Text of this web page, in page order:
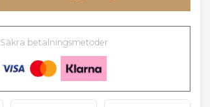
Säkra betalningsmetoder